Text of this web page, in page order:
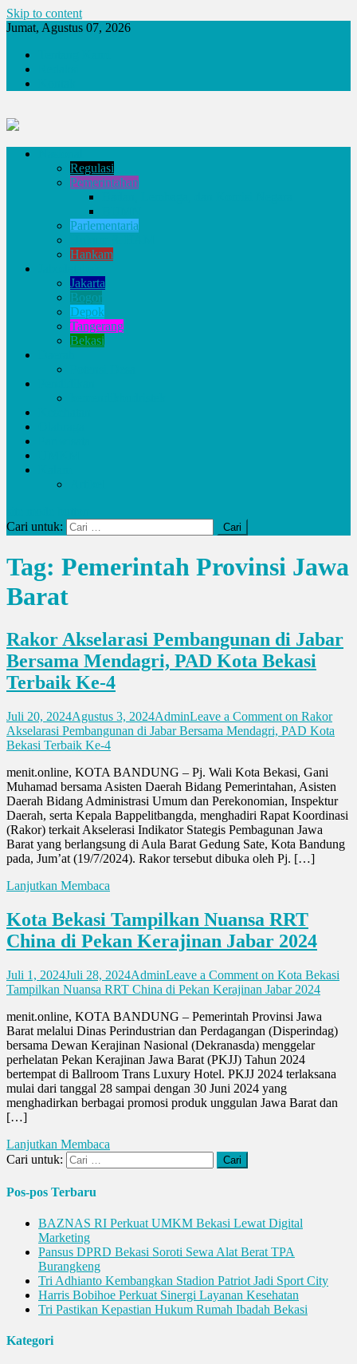
Skip to content
Jumat, Agustus 07, 2026
Regulasi
Pemerintahan
Parlementaria
Hankam
Jakarta
Bogor
Depok
Tangerang
Bekasi
Cari untuk:
Tag: Pemerintah Provinsi Jawa
Barat
Rakor Akselarasi Pembangunan di Jabar
Bersama Mendagri, PAD Kota Bekasi
Terbaik Ke-4
Juli 20, 2024Agustus 3, 2024AdminLeave a Comment on Rakor
Akselarasi Pembangunan di Jabar Bersama Mendagri, PAD Kota
Bekasi Terbaik Ke-4
menit.online, KOTA BANDUNG – Pj. Wali Kota Bekasi, Gani
Muhamad bersama Asisten Daerah Bidang Pemerintahan, Asisten
Daerah Bidang Administrasi Umum dan Perekonomian, Inspektur
Daerah, serta Kepala Bappelitbangda, menghadiri Rapat Koordinasi
(Rakor) terkait Akselerasi Indikator Stategis Pembagunan Jawa
Barat yang berlangsung di Aula Barat Gedung Sate, Kota Bandung
pada, Jum’at (19/7/2024). Rakor tersebut dibuka oleh Pj. […]
Lanjutkan Membaca
Kota Bekasi Tampilkan Nuansa RRT
China di Pekan Kerajinan Jabar 2024
Juli 1, 2024Juli 28, 2024AdminLeave a Comment on Kota Bekasi
Tampilkan Nuansa RRT China di Pekan Kerajinan Jabar 2024
menit.online, KOTA BANDUNG – Pemerintah Provinsi Jawa
Barat melalui Dinas Perindustrian dan Perdagangan (Disperindag)
bersama Dewan Kerajinan Nasional (Dekranasda) menggelar
perhelatan Pekan Kerajinan Jawa Barat (PKJJ) Tahun 2024
bertempat di Ballroom Trans Luxury Hotel. PKJJ 2024 terlaksana
mulai dari tanggal 28 sampai dengan 30 Juni 2024 yang
menghadirkan berbagai promosi produk unggulan Jawa Barat dan
[…]
Lanjutkan Membaca
Cari untuk:
Pos-pos Terbaru
BAZNAS RI Perkuat UMKM Bekasi Lewat Digital
Marketing
Pansus DPRD Bekasi Soroti Sewa Alat Berat TPA
Burangkeng
Tri Adhianto Kembangkan Stadion Patriot Jadi Sport City
Harris Bobihoe Perkuat Sinergi Layanan Kesehatan
Tri Pastikan Kepastian Hukum Rumah Ibadah Bekasi
Kategori